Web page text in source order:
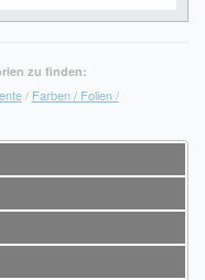
zu finden:
/ Farben / Folien /